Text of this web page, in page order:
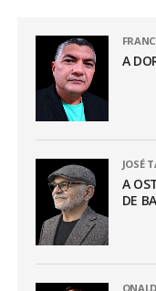
A
JOSÉ
A
DE